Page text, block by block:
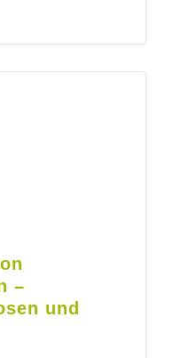
–
und